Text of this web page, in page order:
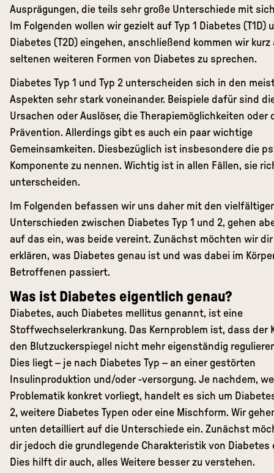
Ausprägungen, die teils sehr große Unterschiede mit
Im Folgenden wollen wir gezielt auf Typ 1 Diabetes (T1D)
Diabetes (T2D) eingehen, anschließend kommen wir kurz
seltenen weiteren Formen von Diabetes zu sprechen.
Diabetes Typ 1 und Typ 2 unterscheiden sich in den
Aspekten sehr stark voneinander. Beispiele dafür sind
Ursachen oder Auslöser, die Therapiemöglichkeiten oder
Prävention. Allerdings gibt es auch ein paar wichtige
Gemeinsamkeiten. Diesbezüglich ist insbesondere die
Komponente zu nennen. Wichtig ist in allen Fällen, sie
unterscheiden.
Im Folgenden befassen wir uns daher mit den
Unterschieden zwischen Diabetes Typ 1 und 2, gehen
auf das ein, was beide vereint. Zunächst möchten wir
erklären, was Diabetes genau ist und was dabei im
Betroffenen passiert.
Was ist Diabetes eigentlich genau?
Diabetes, auch Diabetes mellitus genannt, ist eine
Stoffwechselerkrankung. Das Kernproblem ist, dass der
den Blutzuckerspiegel nicht mehr eigenständig
Dies liegt – je nach Diabetes Typ – an einer gestörten
Insulinproduktion und/oder -versorgung. Je nachdem,
Problematik konkret vorliegt, handelt es sich um Diabetes
2, weitere Diabetes Typen oder eine Mischform. Wir
unten detailliert auf die Unterschiede ein. Zunächst
dir jedoch die grundlegende Charakteristik von Diabetes
Dies hilft dir auch, alles Weitere besser zu verstehen.